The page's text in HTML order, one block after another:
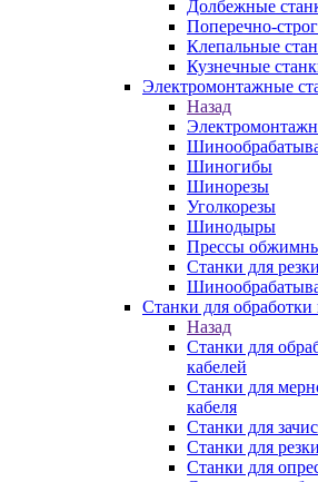
Долбежные
Поперечно-
Клепальные
Кузнечные
Электромонтажные
Назад
Шиногибы
Шинорезы
Уголкорезы
Шинодыры
Прессы
Станки для
Станки для обработки
Назад
Станки для
кабелей
Станки для
кабеля
Станки для
Станки для
Станки для